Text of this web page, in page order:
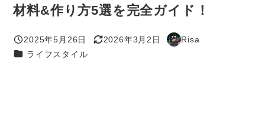
材料&作り方5選を完全ガイド！
投稿日
2025年5月26日
更新日
2026年3月2日
著
Risa
カテゴリー
ライフスタイル